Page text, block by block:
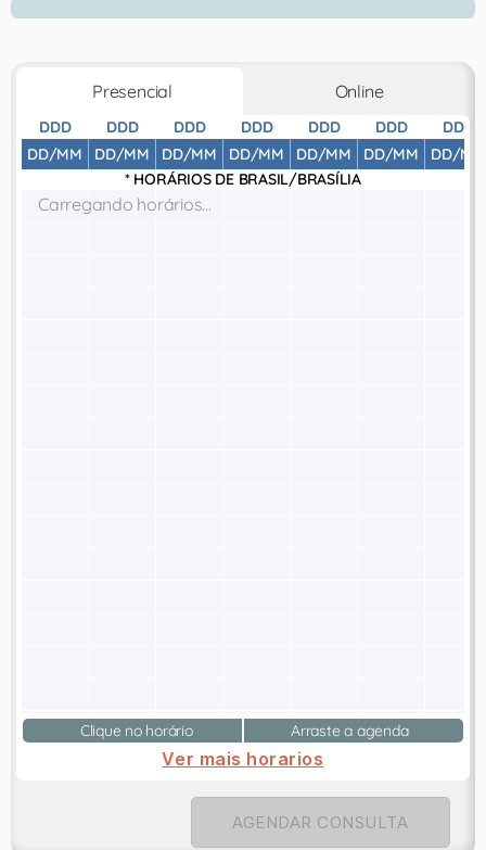
Presencial Online
DDD
DD/MM
DDD
DD/MM
DDD
DD/MM
DDD
DD/MM
DDD
DD/MM
DDD
DD/MM
DDD
DD/MM
* HORÁRIOS DE BRASIL/BRASÍLIA
Carregando horários...
Clique no horário Arraste a agenda
Ver mais horarios
AGENDAR CONSULTA